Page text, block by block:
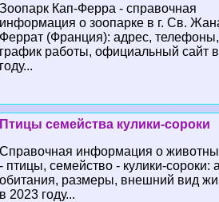
Зоопарк Кап-Ферра - справочная
информация о зоопарке в г. Св.
Феррат (Франция): адрес, телефоны,
график работы, официальный сайт
году...
Птицы семейства кулики-сороки
Справочная информация о
- птицы, семейство - кулики-сороки:
обитания, размеры, внешний вид
в 2023 году...